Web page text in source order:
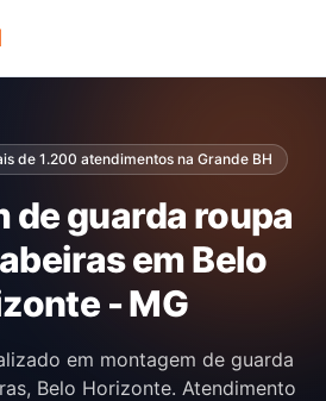
de 1.200 atendimentos na Grande BH
de guarda roupa
em Belo
- MG
em montagem de guarda
Belo Horizonte. Atendimento